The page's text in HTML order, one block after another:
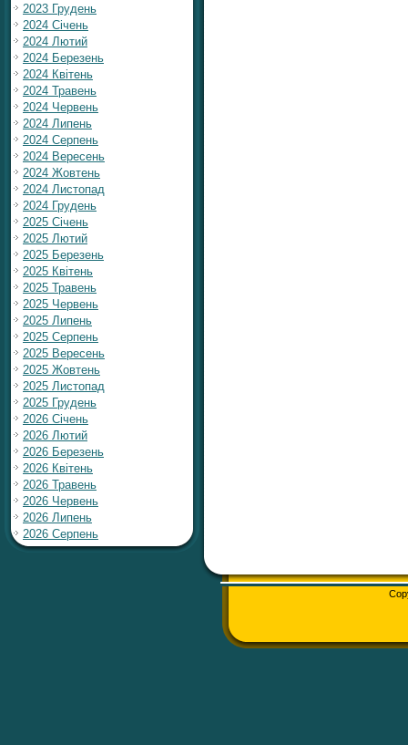
2023 Грудень
2024 Січень
2024 Лютий
2024 Березень
2024 Квітень
2024 Травень
2024 Червень
2024 Липень
2024 Серпень
2024 Вересень
2024 Жовтень
2024 Листопад
2024 Грудень
2025 Січень
2025 Лютий
2025 Березень
2025 Квітень
2025 Травень
2025 Червень
2025 Липень
2025 Серпень
2025 Вересень
2025 Жовтень
2025 Листопад
2025 Грудень
2026 Січень
2026 Лютий
2026 Березень
2026 Квітень
2026 Травень
2026 Червень
2026 Липень
2026 Серпень